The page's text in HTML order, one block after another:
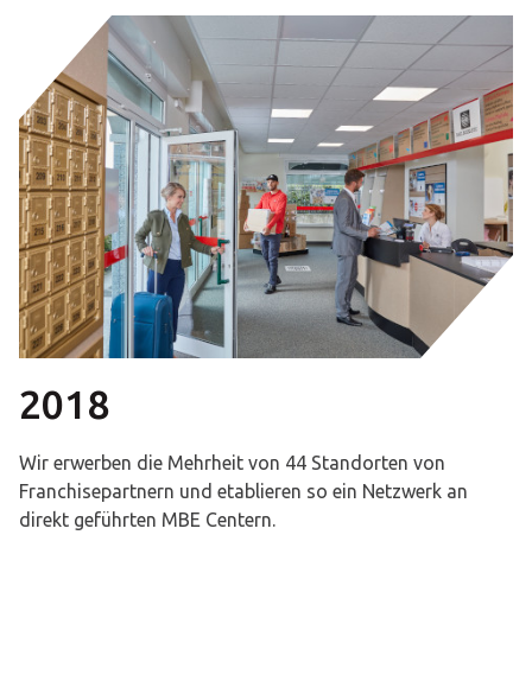
2018
Wir erwerben die Mehrheit von 44 Standorten von
Franchisepartnern und etablieren so ein Netzwerk an
direkt geführten MBE Centern.